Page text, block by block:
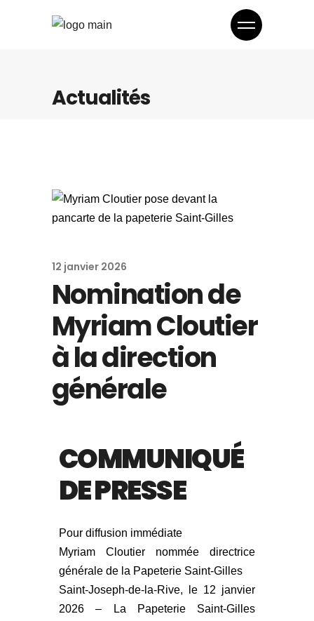
Actualités
12 janvier 2026
Nomination de
Myriam Cloutier
à la direction
générale
COMMUNIQUÉ
DE PRESSE
Pour diffusion immédiate
Myriam Cloutier nommée directrice
générale de la Papeterie Saint-Gilles
Saint-Joseph-de-la-Rive, le 12 janvier
2026 – La Papeterie Saint-Gilles